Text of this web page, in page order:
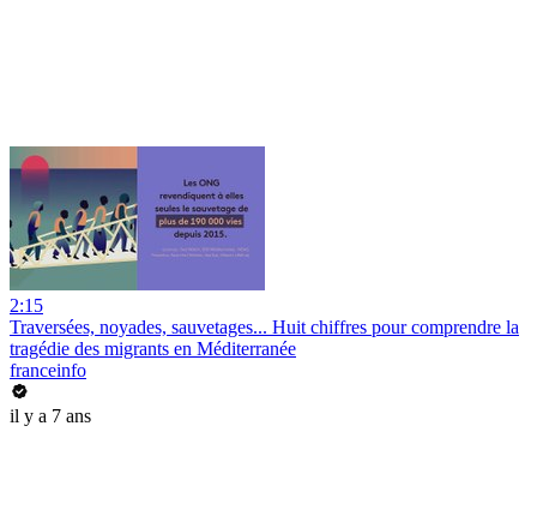
2:15
Traversées, noyades, sauvetages... Huit chiffres pour comprendre la
tragédie des migrants en Méditerranée
franceinfo
il y a 7 ans